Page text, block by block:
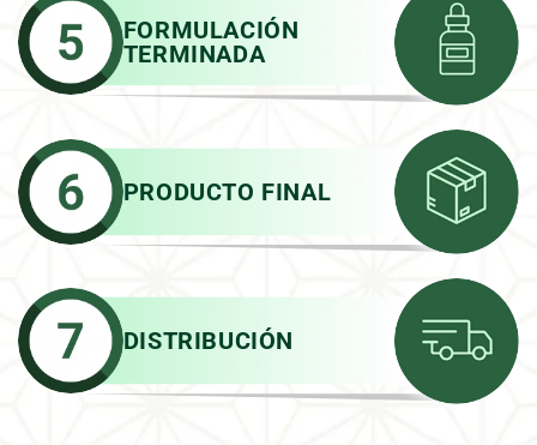
FORMULACIÓN
TERMINADA
PRODUCTO FINAL
DISTRIBUCIÓN